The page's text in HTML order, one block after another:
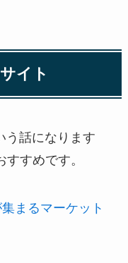
イト
う話になります
すすめです。
まるマーケット